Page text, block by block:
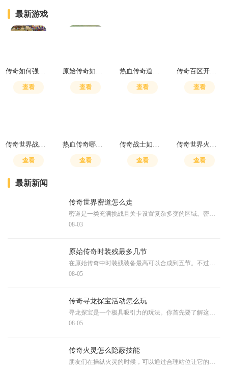
最新游戏
查看 查看 查看 查看
查看 查看 查看 查看
最新新闻
传奇世界密道怎么走
密道是一类充满挑战且关卡设置复杂多变的区域。密道中通常隐藏着各种危险的怪物和陷阱，对玩家的操作水平和团队协作能力有较高要求，玩家在探索过程中需要时刻保持警惕。由于
08-03
原始传奇时装残最多几节
在原始传奇中时装残装备最高可以合成到五节。不过想要达到这个顶级阶段可不是一件容易的事情，需要经过漫长的游戏时间和大量的资源积累。不同等级的时装残装备需要开服天数的
08-05
传奇寻龙探宝活动怎么玩
寻龙探宝是一个极具吸引力的玩法。你首先要了解这个活动的基本规则，通常需要消耗特定的道具才能参与，比如探宝钥匙或者钻石。每一次探宝都会获得随机奖励，同时还能积累积分
08-05
传奇火灵怎么隐蔽技能
朋友们在操纵火灵的时候，可以通过合理站位让它的技能施展过程看起来更隐晦。当你在展开行动时，选择有遮挡物的区域可以使施法动静更不容易被对手察觉。这种隐蔽方式需要你考